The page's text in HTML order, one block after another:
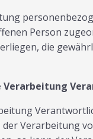
Person
die
Verarbeitung